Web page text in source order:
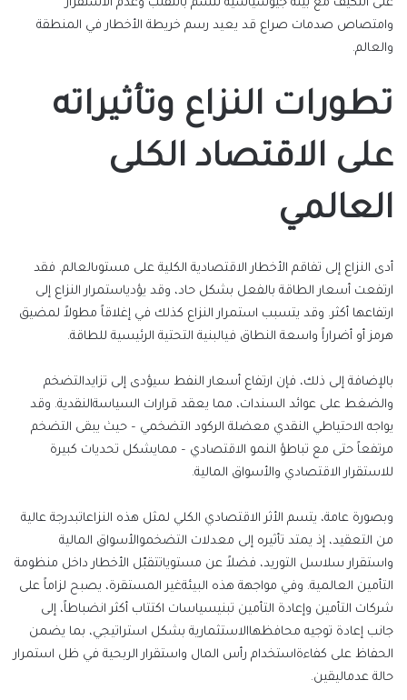
على التكيف مع بيئة جيوسياسية تتسم بالتقلب وعدم الاستقرار
وامتصاص صدمات صراع قد يعيد رسم خريطة الأخطار في المنطقة
والعالم.
تطورات النزاع وتأثيراته
على الاقتصاد الكلى
العالمي
أدى النزاع إلى تفاقم الأخطار الاقتصادية الكلية على مستوىالعالم. فقد
ارتفعت أسعار الطاقة بالفعل بشكل حاد، وقد يؤدياستمرار النزاع إلى
ارتفاعها أكثر. وقد يتسبب استمرار النزاع كذلك في إغلاقاً مطول لمضيق
هرمز أو أضرار اً واسعة النطاق فيالبنية التحتية الرئيسية للطاقة.
بالإضافة إلى ذلك، فإن ارتفاع أسعار النفط سيؤدى إلى تزايدالتضخم
والضغط على عوائد السندات، مما يعقد قرارات السياسةالنقدية. وقد
يواجه الاحتياطي النقدي معضلة الركود التضخمي – حيث يبقى التضخم
مرتفعاً حتى مع تباطؤ النمو الاقتصادي – ممايشكل تحديات كبيرة
للاستقرار الاقتصادي والأسواق المالية.
وبصورة عامة، يتسم الأثر الاقتصادي الكلي لمثل هذه النزاعاتبدرجة عالية
من التعقيد، إذ يمتد تأثيره إلى معدلات التضخموالأسواق المالية
واستقرار سلاسل التوريد، فضلاً عن مستوياتتقبّل الأخطار داخل منظومة
التأمين العالمية. وفي مواجهة هذه البيئةغير المستقرة، يصبح لزاماً على
شركات التأمين وإعادة التأمين تبنيسياسات اكتتاب أكثر انضباطاً، إلى
جانب إعادة توجيه محافظهاالاستثمارية بشكل استراتيجي، بما يضمن
الحفاظ على كفاءةاستخدام رأس المال واستقرار الربحية في ظل استمرار
حالة عدماليقين.